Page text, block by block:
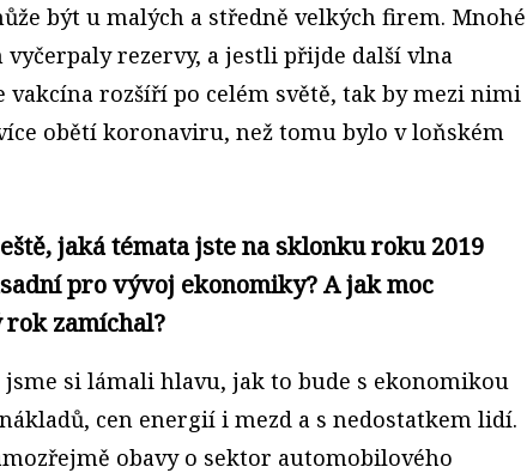
být u malých a středně velkých firem. Mnohé
vyčerpaly rezervy, a jestli přijde další vlna
vakcína rozšíří po celém světě, tak by mezi nimi
obětí koronaviru, než tomu bylo v loňském
jaká témata jste na sklonku roku 2019
pro vývoj ekonomiky? A jak moc
zamíchal?
jsme si lámali hlavu, jak to bude s ekonomikou
cen energií i mezd a s nedostatkem lidí.
obavy o sektor automobilového